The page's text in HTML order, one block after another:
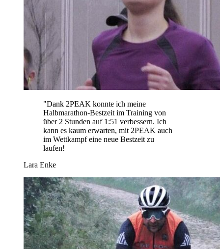
"Dank 2PEAK konnte ich meine
Halbmarathon-Bestzeit im Training von
über 2 Stunden auf 1:51 verbessern. Ich
kann es kaum erwarten, mit 2PEAK auch
im Wettkampf eine neue Bestzeit zu
laufen!
Lara Enke